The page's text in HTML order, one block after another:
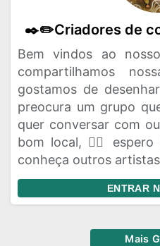
Bem vindos ao
compartilhamos
gostamos de
preocura um grupo
quer conversar com
bom local, ✍🏻
conheça outros
ENTRAR
Mais